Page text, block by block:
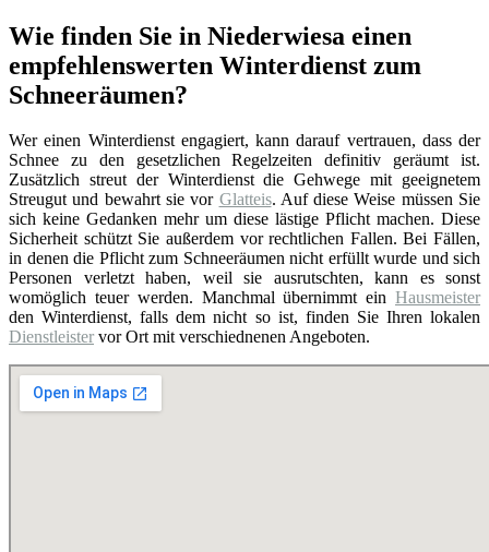
Wie finden Sie in Niederwiesa einen
empfehlenswerten Winterdienst zum
Schneeräumen?
Wer einen Winterdienst engagiert, kann darauf vertrauen, dass der
Schnee zu den gesetzlichen Regelzeiten definitiv geräumt ist.
Zusätzlich streut der Winterdienst die Gehwege mit geeignetem
Streugut und bewahrt sie vor Glatteis. Auf diese Weise müssen Sie
sich keine Gedanken mehr um diese lästige Pflicht machen. Diese
Sicherheit schützt Sie außerdem vor rechtlichen Fallen. Bei Fällen,
in denen die Pflicht zum Schneeräumen nicht erfüllt wurde und sich
Personen verletzt haben, weil sie ausrutschten, kann es sonst
womöglich teuer werden. Manchmal übernimmt ein Hausmeister
den Winterdienst, falls dem nicht so ist, finden Sie Ihren lokalen
Dienstleister vor Ort mit verschiednenen Angeboten.